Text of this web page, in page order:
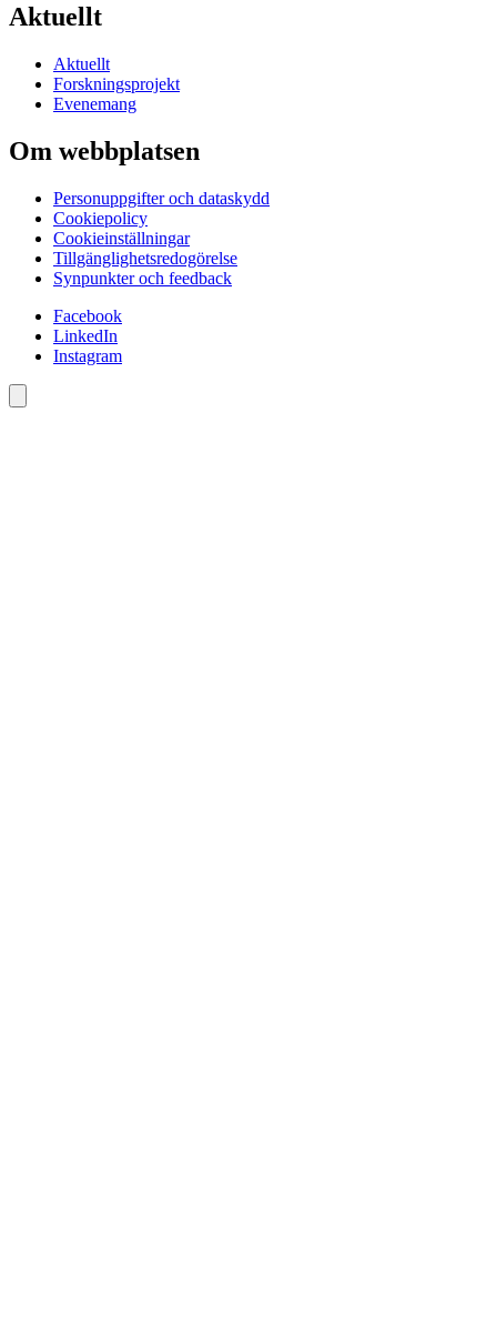
Aktuellt
Aktuellt
Forskningsprojekt
Evenemang
Om webbplatsen
Personuppgifter och dataskydd
Cookiepolicy
Cookieinställningar
Tillgänglighetsredogörelse
Synpunkter och feedback
Facebook
LinkedIn
Instagram